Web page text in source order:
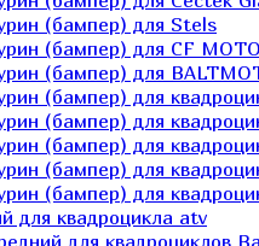
(бампер) для Stels
(бампер) для СF MOTO
(бампер) для
(бампер) для
(бампер) для
(бампер) для
(бампер) для
(бампер) для
для квадроцикла atv
для квадроциклов